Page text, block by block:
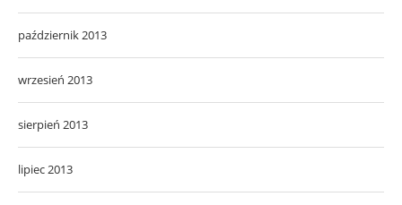
październik 2013
wrzesień 2013
sierpień 2013
lipiec 2013